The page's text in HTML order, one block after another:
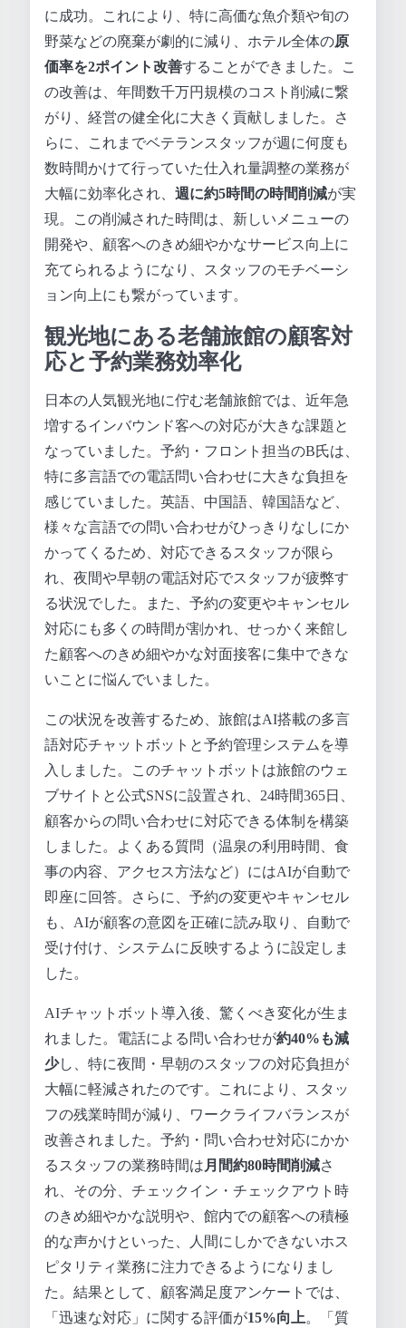
に成功。これにより、特に高価な魚介類や旬の
野菜などの廃棄が劇的に減り、ホテル全体の原
価率を2ポイント改善することができました。こ
の改善は、年間数千万円規模のコスト削減に繋
がり、経営の健全化に大きく貢献しました。さ
らに、これまでベテランスタッフが週に何度も
数時間かけて行っていた仕入れ量調整の業務が
大幅に効率化され、 週に約5時間の時間削減が実
現。この削減された時間は、新しいメニューの
開発や、顧客へのきめ細やかなサービス向上に
充てられるようになり、スタッフのモチベーシ
ョン向上にも繋がっています。
観光地にある老舗旅館の顧客対
応と予約業務効率化
日本の人気観光地に佇む老舗旅館では、近年急
増するインバウンド客への対応が大きな課題と
なっていました。予約・フロント担当のB氏は、
特に多言語での電話問い合わせに大きな負担を
感じていました。英語、中国語、韓国語など、
様々な言語での問い合わせがひっきりなしにか
かってくるため、対応できるスタッフが限ら
れ、夜間や早朝の電話対応でスタッフが疲弊す
る状況でした。また、予約の変更やキャンセル
対応にも多くの時間が割かれ、せっかく来館し
た顧客へのきめ細やかな対面接客に集中できな
いことに悩んでいました。
この状況を改善するため、旅館はAI搭載の多言
語対応チャットボットと予約管理システムを導
入しました。このチャットボットは旅館のウェ
ブサイトと公式SNSに設置され、24時間365日、
顧客からの問い合わせに対応できる体制を構築
しました。よくある質問（温泉の利用時間、食
事の内容、アクセス方法など）にはAIが自動で
即座に回答。さらに、予約の変更やキャンセル
も、AIが顧客の意図を正確に読み取り、自動で
受け付け、システムに反映するように設定しま
した。
AIチャットボット導入後、驚くべき変化が生ま
れました。電話による問い合わせが約40%も減
少し、特に夜間・早朝のスタッフの対応負担が
大幅に軽減されたのです。これにより、スタッ
フの残業時間が減り、ワークライフバランスが
改善されました。予約・問い合わせ対応にかか
るスタッフの業務時間は 月間約80時間削減さ
れ、その分、チェックイン・チェックアウト時
のきめ細やかな説明や、館内での顧客への積極
的な声かけといった、人間にしかできないホス
ピタリティ業務に注力できるようになりまし
た。結果として、顧客満足度アンケートでは、
「迅速な対応」に関する評価が15%向上。「質